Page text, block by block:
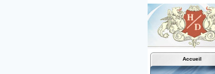
Accueil